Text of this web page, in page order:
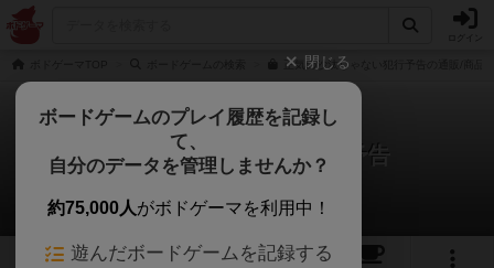
正気の沙汰じゃない犯行予告の通販/商品
正気の沙汰じゃない犯行予告
次のおすすめボードゲーム
2 3
閉じる
ボードゲームのプレイ履歴を記録し
て、
自分のデータを管理しませんか？
約75,000人がボドゲーマを利用中！
遊んだボードゲームを記録する